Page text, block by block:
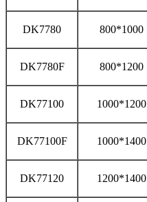
DK7780 800*1000
DK7780F 800*1200
DK77100 1000*1200
DK77100F 1000*1400
DK77120 1200*1400